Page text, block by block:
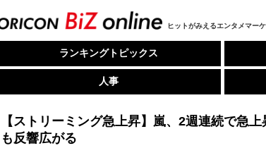
ヒットがみえるエンタメマー
ランキングトピックス
人事
【ストリーミング急上昇】嵐、2週連続で急
も反響広がる